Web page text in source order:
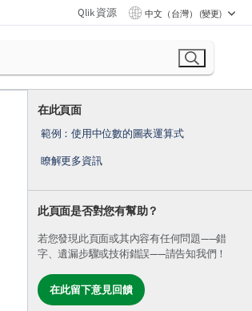
Qlik 資源 中文（台灣） (變更)
在此頁面
範例：使用中位數的圖表運算式
瞭解更多資訊
此頁面是否對您有幫助？
若您發現此頁面或其內容有任何問題——錯
字、遺漏步驟或技術錯誤——請告知我們！
在此留下意見回饋